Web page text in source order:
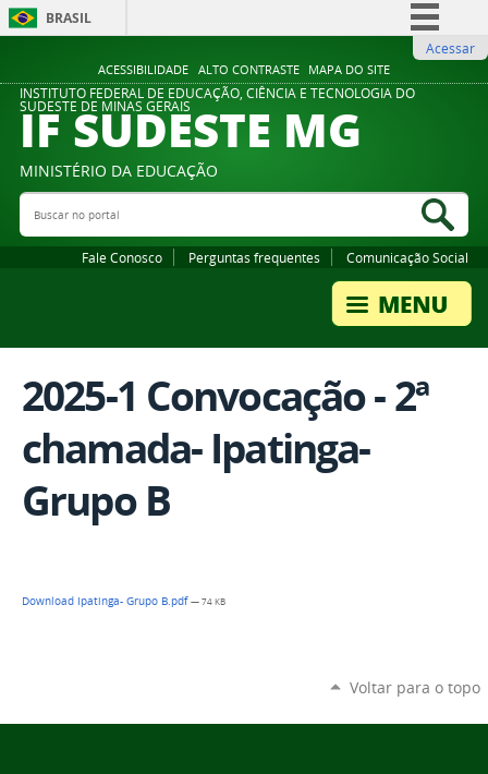
ACESSIBILIDADE ALTO CONTRASTE MAPA DO SITE
BRASIL
Comunica BR
Participe
Legislação
Acessar
INSTITUTO FEDERAL DE EDUCAÇÃO, CIÊNCIA E TECNOLOGIA DO
SUDESTE DE MINAS GERAIS
IF SUDESTE MG
MINISTÉRIO DA EDUCAÇÃO
Buscar no portal
Fale Conosco Perguntas frequentes Comunicação Social
2025-1 Convocação - 2ª
chamada- Ipatinga-
Grupo B
Download Ipatinga- Grupo B.pdf— 74 KB
Voltar para o topo